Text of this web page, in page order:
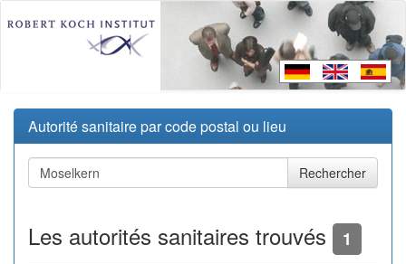
Autorité sanitaire par code postal ou lieu
Les autorités sanitaires trouvés 1